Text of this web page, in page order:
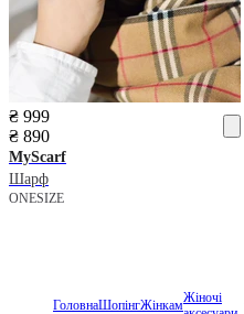
₴ 999
₴ 890
MyScarf
Шарф
ONESIZE
ГоловнаШопінгЖінкамЖіночі